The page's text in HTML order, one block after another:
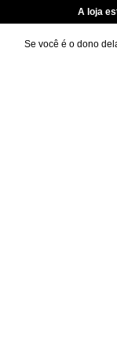
A loja
Se você é o dono